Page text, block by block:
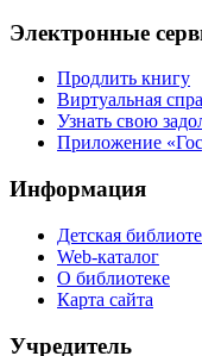
Электронные
Продлить книгу
Виртуальная
Узнать свою
Приложение
Информация
Детская
Web-каталог
О библиотеке
Карта сайта
Учредитель